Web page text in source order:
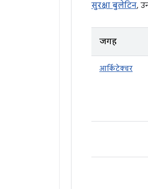
सुरक्षा बुलेटिन,
जगह
आर्किटेक्चर